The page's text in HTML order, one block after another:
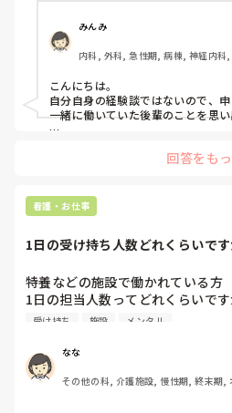
今の職場はそれなりに気に入って
帰予定です。
つかミスをするのではないかと不
段の自分(どちらかというとテンシ
つも元気でニコニコ)に切り替えて
こういったことが少しずつ自分の
上司からはパートも勧められまし
これからもできるだけ看護師とし
す。
何かアドバイスや経験談などいた
みんみ
内科, 外科, 急性期, 病棟, 神経内科
こんにちは。
自分自身の経験談ではないので、
一緒に働いていた後輩のことを思
5年ほど前のことですが、1年次下
短の働き方で復帰されていました。
また以前いた病棟ではなく、地域
独身だから正社員でなくてはいけ
個人的には思っています。
無理せずご自身のペースでご自身
とをお祈りしております！
回答をも
看護・お仕事
1日の受け持ち人数どれくらいです
特養などの施設で働かれている方
1日の担当人数ってどれくらいです
私が働いているところはユニット
す。
正直40人で精一杯です…
受け持ち 施設 メンタル
なな
その他の科, 介護施設, 慢性期, 終末期,